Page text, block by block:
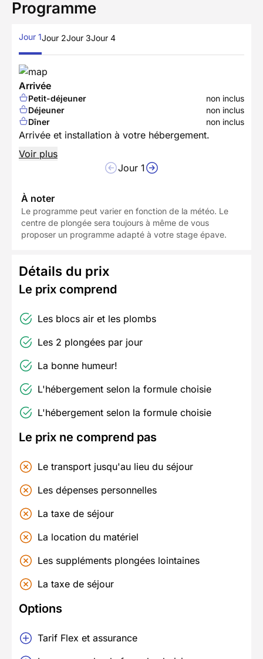
Programme
Jour 1Jour 2Jour 3Jour 4
Arrivée
Petit-déjeuner
non inclus
Déjeuner
non inclus
Dîner
non inclus
Arrivée et installation à votre hébergement.
Voir plus
Jour 1
À noter
Le programme peut varier en fonction de la météo. Le
centre de plongée sera toujours à même de vous
proposer un programme adapté à votre stage épave.
Détails du prix
Le prix comprend
Les blocs air et les plombs
Les 2 plongées par jour
La bonne humeur!
L'hébergement selon la formule choisie
L'hébergement selon la formule choisie
Le prix ne comprend pas
Le transport jusqu'au lieu du séjour
Les dépenses personnelles
La taxe de séjour
La location du matériel
Les suppléments plongées lointaines
La taxe de séjour
Options
Tarif Flex et assurance